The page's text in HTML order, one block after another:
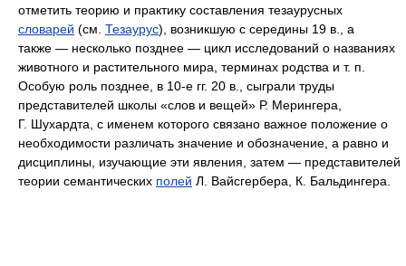
отметить теорию и практику составления тезаурусных
словарей (см. Тезаурус), возникшую с середины 19 в., а
также — несколько позднее — цикл исследований о названиях
животного и растительного мира, терминах родства и т. п.
Особую роль позднее, в 10‑е гг. 20 в., сыграли труды
представителей школы «слов и вещей» Р. Мерингера,
Г. Шухардта, с именем которого связано важное положение о
необходимости различать значение и обозначение, а равно и
дисциплины, изучающие эти явления, затем — представителей
теории семантических полей Л. Вайсгербера, К. Бальдингера.